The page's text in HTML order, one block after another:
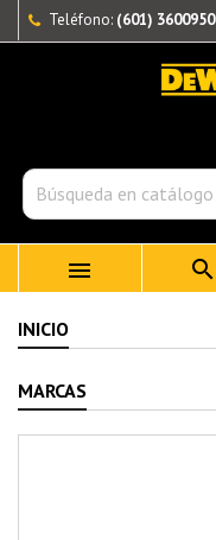
Teléfono: (601) 3600950
 
INICIO
MARCAS